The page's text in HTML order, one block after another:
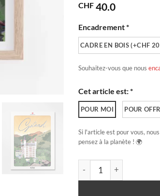
CHF 40.0
Encadrement *
CADRE EN BOIS (+CHF
Souhaitez-vous que nous
Cet article est: *
POUR MOI POUR
Si l'article est pour vous,
pensez à la planète ! 🌍
quantité de Gstaad